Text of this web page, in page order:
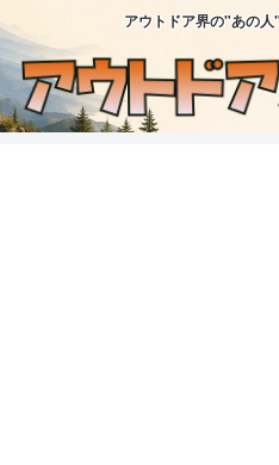
アウトドア界の"あの人